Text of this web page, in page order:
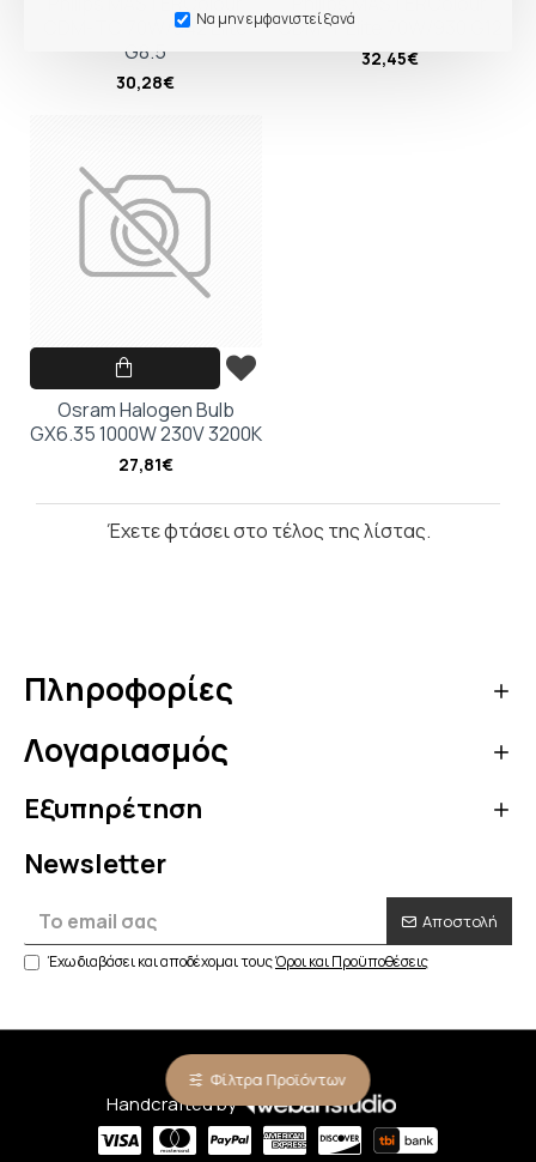
Να μην εμφανιστεί ξανά
CDM-TC 70W/942 Elite
G8.5
30,28€
CDM-T Elite 70W/930 G12
32,45€
Osram Halogen Bulb
GX6.35 1000W 230V 3200K
27,81€
Έχετε φτάσει στο τέλος της λίστας.
Πληροφορίες
Λογαριασμός
Εξυπηρέτηση
Newsletter
Αποστολή
Έχω διαβάσει και αποδέχομαι τουςΌροι και Προϋποθέσεις
Flexin.gr © 2023
Handcrafted by
Φίλτρα Προϊόντων